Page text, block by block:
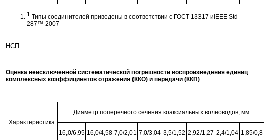
1 Типы соединителей приведены в соответствии с ГОСТ 13317 иIEEE Std
287™-2007
НСП
Оценка неисключенной систематической погрешности воспроизведения единиц
комплексных коэффициентов отражения (ККО) и передачи (ККП)
Характеристика
Диаметр поперечного сечения коаксиальных волноводов, мм
16,0/6,95 16,0/4,58 7,0/2,01 7,0/3,04 3,5/1,52 2,92/1,27 2,4/1,04 1,85/0,8